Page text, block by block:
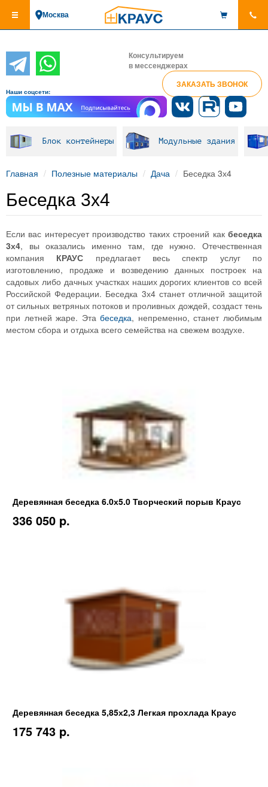
основному
Москва
Консультируем
в мессенджерах
ЗАКАЗАТЬ ЗВОНОК
Наши соцсети:
Блок контейнеры Модульные здания
Главная Полезные материалы Дача Беседка 3х4
Беседка 3х4
Если вас интересует производство таких строений как беседка
3х4, вы оказались именно там, где нужно. Отечественная
компания КРАУС предлагает весь спектр услуг по
изготовлению, продаже и возведению данных построек на
садовых либо дачных участках наших дорогих клиентов со всей
Российской Федерации. Беседка 3х4 станет отличной защитой
от сильных ветряных потоков и проливных дождей, создаст тень
при летней жаре. Этабеседка, непременно, станет любимым
местом сбора и отдыха всего семейства на свежем воздухе.
Деревянная беседка 6.0х5.0 Творческий порыв Краус
336 050 p.
Деревянная беседка 5,85х2,3 Легкая прохлада Краус
175 743 p.